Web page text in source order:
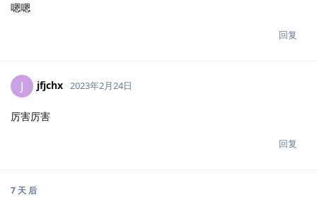
嗯嗯
回复
J jfjchx 2023年2月24日
厉害厉害
回复
7 天 后